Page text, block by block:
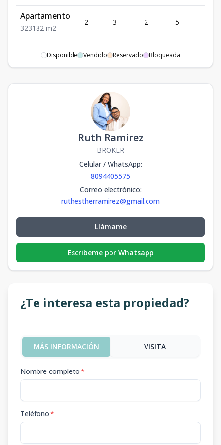
Apartamento
323182 m2
2 3 2 5
Disponible Vendido Reservado Bloqueada
Ruth Ramirez
BROKER
Celular / WhatsApp:
8094405575
Correo electrónico:
ruthestherramirez@gmail.com
Llámame
Escribeme por Whatsapp
¿Te interesa esta propiedad?
MÁS INFORMACIÓN VISITA
Nombre completo*
Teléfono*